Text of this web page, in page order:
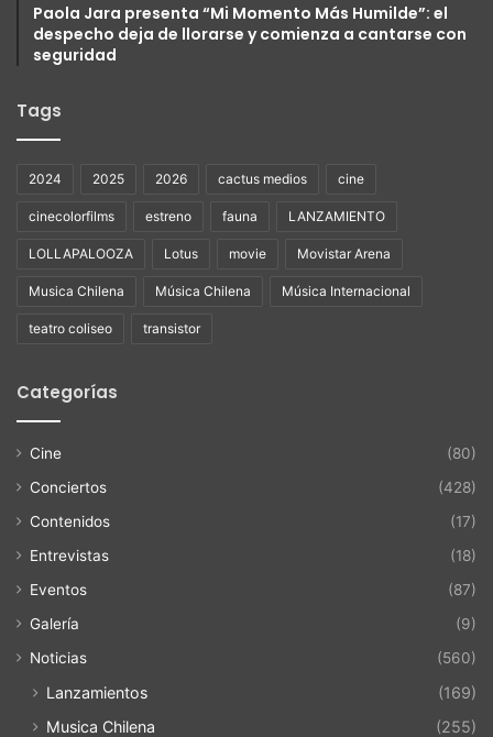
Paola Jara presenta “Mi Momento Más Humilde”: el
despecho deja de llorarse y comienza a cantarse con
seguridad
Tags
2024 2025 2026 cactus medios cine
cinecolorfilms estreno fauna LANZAMIENTO
LOLLAPALOOZA Lotus movie Movistar Arena
Musica Chilena Música Chilena Música Internacional
teatro coliseo transistor
Categorías
Cine
(80)
Conciertos
(428)
Contenidos
(17)
Entrevistas
(18)
Eventos
(87)
Galería
(9)
Noticias
(560)
Lanzamientos
(169)
Musica Chilena
(255)